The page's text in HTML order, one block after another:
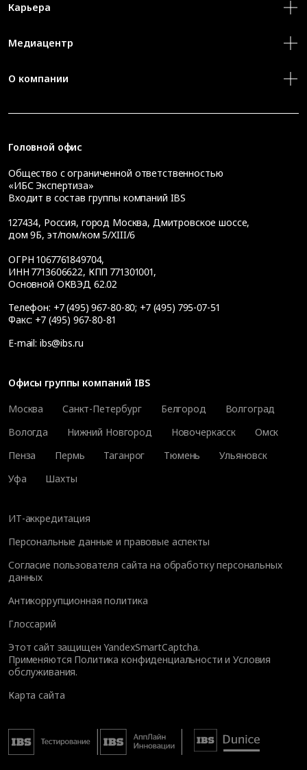
Карьера
Медиацентр
О компании
Головной офис
Общество с ограниченной ответственностью
«ИБС Экспертиза»
Входит в состав группы компаний IBS
127434, Россия, город Москва, Дмитровское шоссе,
дом 9Б, эт/пом/ком 5/XIII/6
ОГРН 1067761849704,
ИНН 7713606622, КПП 771301001,
Основной ОКВЭД 62.02
Телефон: +7 (495) 967-80-80; +7 (495) 795-07-51
Факс: +7 (495) 967-80-81
E-mail: ibs@ibs.ru
Офисы группы компаний IBS
Москва
Санкт-Петербург Белгород
Волгоград
Вологда
Нижний Новгород Новочеркасск
Омск
Пенза
Пермь Таганрог Тюмень
Ульяновск
Уфа
Шахты
ИТ-аккредитация
Персональные данные и правовые аспекты
Согласие пользователя сайта на обработку персональных
данных
Антикоррупционная политика
Глоссарий
Этот сайт защищен YandexSmartCaptcha.
Применяются Политика конфиденциальности иУсловия
обслуживания.
Карта сайта